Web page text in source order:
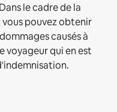
le cadre de la
pouvez obtenir
causés à
voyageur qui en est